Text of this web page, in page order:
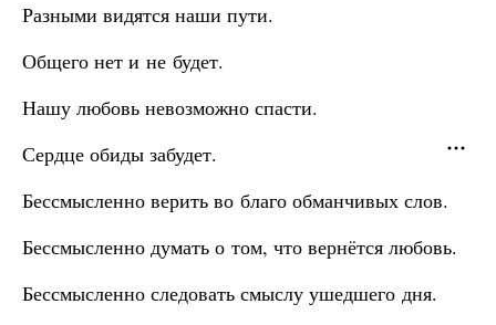
Разными видятся наши пути.
Общего нет и не будет.
Нашу любовь невозможно спасти.
Сердце обиды забудет.
Бессмысленно верить во благо обманчивых слов.
Бессмысленно думать о том, что вернётся любовь.
Бессмысленно следовать смыслу ушедшего дня.